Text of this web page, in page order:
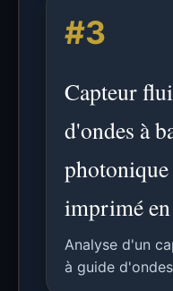
surveillance
réfraction de
#3
Capteur
d'ondes à
imprimé
Analyse d'un
à guide